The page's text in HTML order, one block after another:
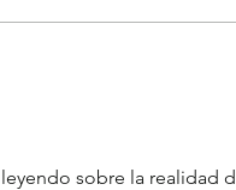
sobre la realidad